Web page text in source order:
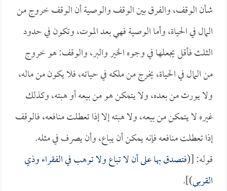
شأن الوقف، والفرق بين الوقف والوصية أن الوقف خروج من
المال في الحياة، وأما الوصية فهي بعد الموت، وتكون في حدود
الثلث فأقل يجعلها في وجوه الخير والبر، والوقف: هو خروج
من المال في الحياة، يخرج من ملكه في حياته، فلا يكون من ماله،
ولا يورث من بعده، ولا يتمكن هو من بيعه أو هبته، وكذلك
غيره لا يتمكن من بيعه، ولا هبته إلا إذا تعطلت منافعه، فالوقف
إذا تعطلت منافعه فإنه يمكن أن يباع، وأن يصرف في مثله.
قوله: [(فتصدق بها على أن لا تباع ولا توهب في الفقراء وذي
القربى)].